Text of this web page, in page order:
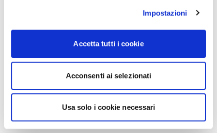
Impostazioni
Accetta tutti i cookie
Acconsenti ai selezionati
Usa solo i cookie necessari